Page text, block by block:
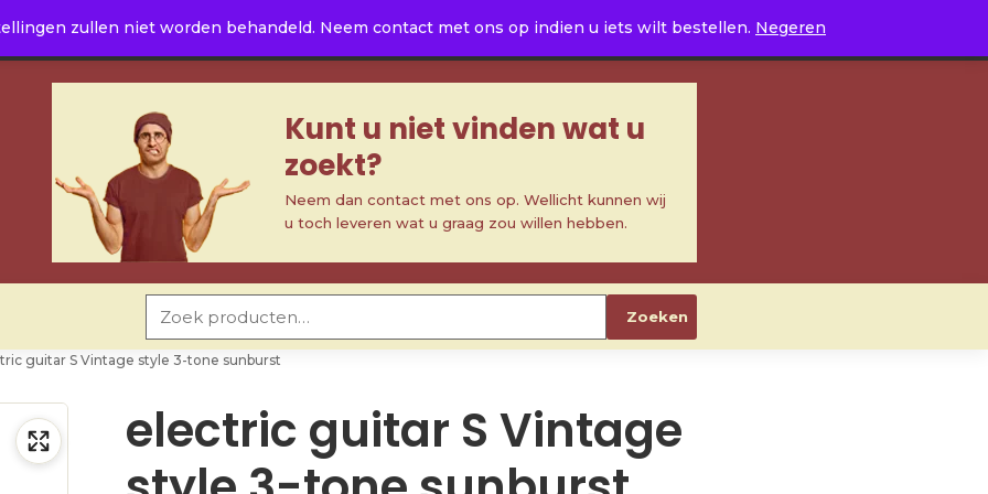
zullen niet worden behandeld. Neem contact met ons op indien u iets wilt bestellen. Negeren
Kunt u niet vinden wat u
zoekt?
Neem dan contact met ons op. Wellicht kunnen wij
u toch leveren wat u graag zou willen hebben.
Zoeken
guitar S Vintage style 3-tone sunburst
electric guitar S Vintage